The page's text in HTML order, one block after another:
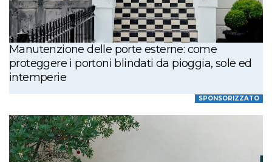
Manutenzione delle porte esterne: come
proteggere i portoni blindati da pioggia, sole ed
intemperie
SPONSORIZZATO